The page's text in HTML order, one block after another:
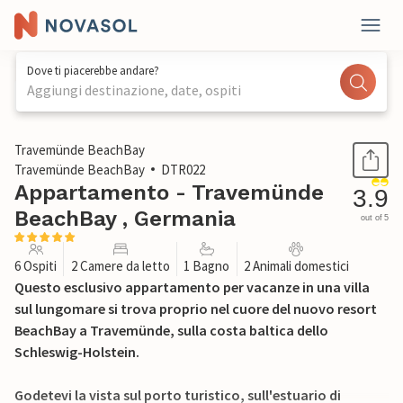
Dove ti piacerebbe andare?
Aggiungi destinazione, date, ospiti
1 / 36
Travemünde BeachBay
Travemünde BeachBay
DTR022
Appartamento - Travemünde
BeachBay , Germania
3.9
out of 5
6 Ospiti 2 Camere da letto 1 Bagno 2 Animali domestici
Questo esclusivo appartamento per vacanze in una villa
sul lungomare si trova proprio nel cuore del nuovo resort
BeachBay a Travemünde, sulla costa baltica dello
Schleswig-Holstein.
Godetevi la vista sul porto turistico, sull'estuario di